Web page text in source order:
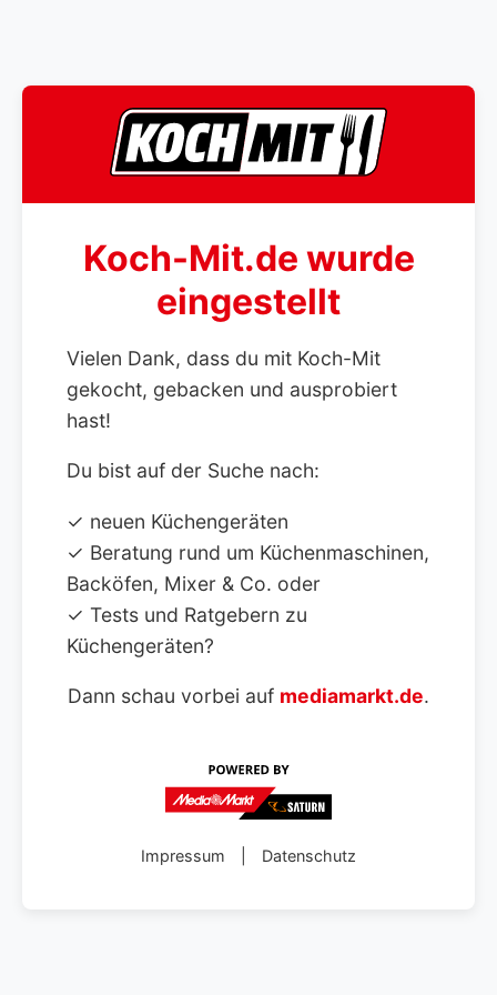
Koch-Mit.de wurde
eingestellt
Vielen Dank, dass du mit Koch-Mit
gekocht, gebacken und ausprobiert
hast!
Du bist auf der Suche nach:
✓ neuen Küchengeräten
✓ Beratung rund um Küchenmaschinen,
Backöfen, Mixer & Co. oder
✓ Tests und Ratgebern zu
Küchengeräten?
Dann schau vorbei auf mediamarkt.de.
Impressum Datenschutz